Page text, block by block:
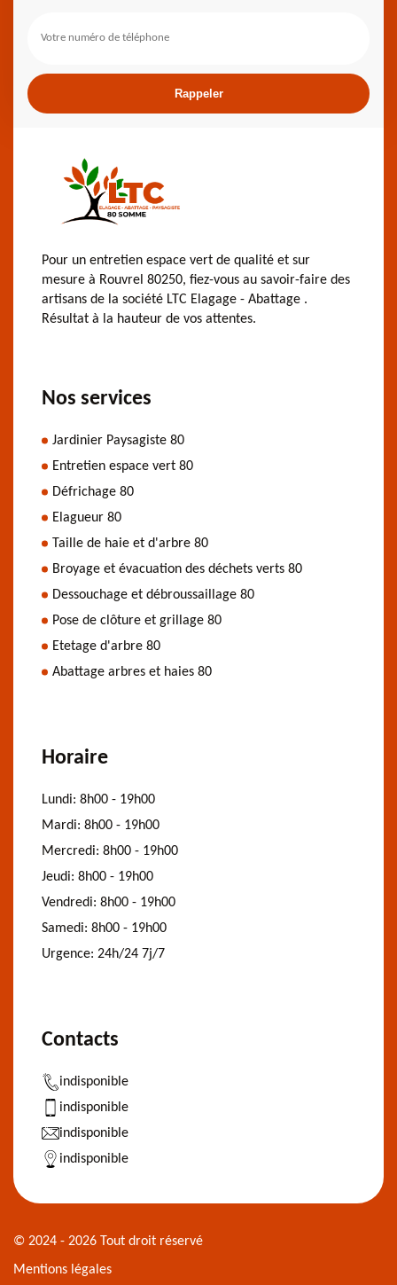
Pour un entretien espace vert de qualité et sur
mesure à Rouvrel 80250, fiez-vous au savoir-faire des
artisans de la société LTC Elagage - Abattage .
Résultat à la hauteur de vos attentes.
Nos services
Jardinier Paysagiste 80
Entretien espace vert 80
Défrichage 80
Elagueur 80
Taille de haie et d'arbre 80
Broyage et évacuation des déchets verts 80
Dessouchage et débroussaillage 80
Pose de clôture et grillage 80
Etetage d'arbre 80
Abattage arbres et haies 80
Horaire
Lundi: 8h00 - 19h00
Mardi: 8h00 - 19h00
Mercredi: 8h00 - 19h00
Jeudi: 8h00 - 19h00
Vendredi: 8h00 - 19h00
Samedi: 8h00 - 19h00
Urgence: 24h/24 7j/7
Contacts
indisponible
indisponible
indisponible
indisponible
© 2024 - 2026 Tout droit réservé
Mentions légales